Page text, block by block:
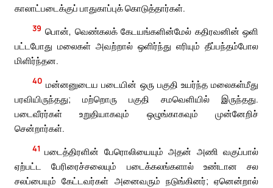
காலாட்படைக்குப் பாதுகாப்புக் கொடுத்தார்கள்.
39 பொன், வெண்கலக் கேடயங்களின்மேல் கதிரவனின் ஒளி
பட்டபோது மலைகள் அவற்றால் ஒளிர்ந்து எரியும் தீப்பந்தம்போல
மிளிர்ந்தன.
40 மன்னனுடைய படையின் ஒரு பகுதி உயர்ந்த மலைகள்மீது
பரவியிருந்தது; மற்றொரு பகுதி சமவெளியில் இருந்தது.
படைவீரர்கள் உறுதியாகவும் ஒழுங்காகவும் முன்னேறிச்
சென்றார்கள்.
41 படைத்திரளின் பேரொலியையும் அதன் அணி வகுப்பால்
ஏற்பட்ட பேரிரைச்சலையும் படைக்கலங்களால் உண்டான சல
சலப்பையும் கேட்டவர்கள் அனைவரும் நடுங்கினர்; ஏனென்றால்